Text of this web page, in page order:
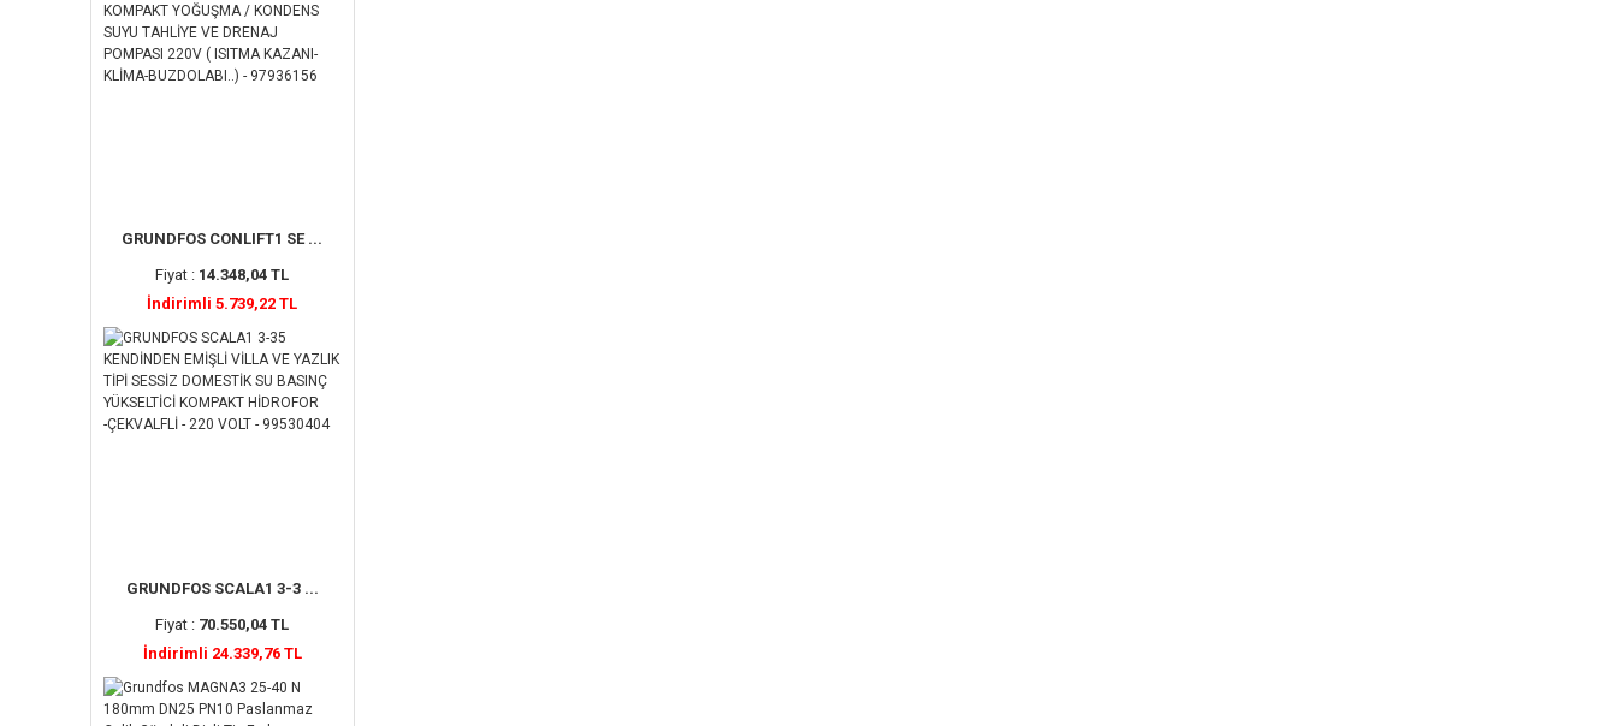
GRUNDFOS CONLIFT1 SE ...
Fiyat : 14.348,04 TL
İndirimli 5.739,22 TL
GRUNDFOS SCALA1 3-3 ...
Fiyat : 70.550,04 TL
İndirimli 24.339,76 TL